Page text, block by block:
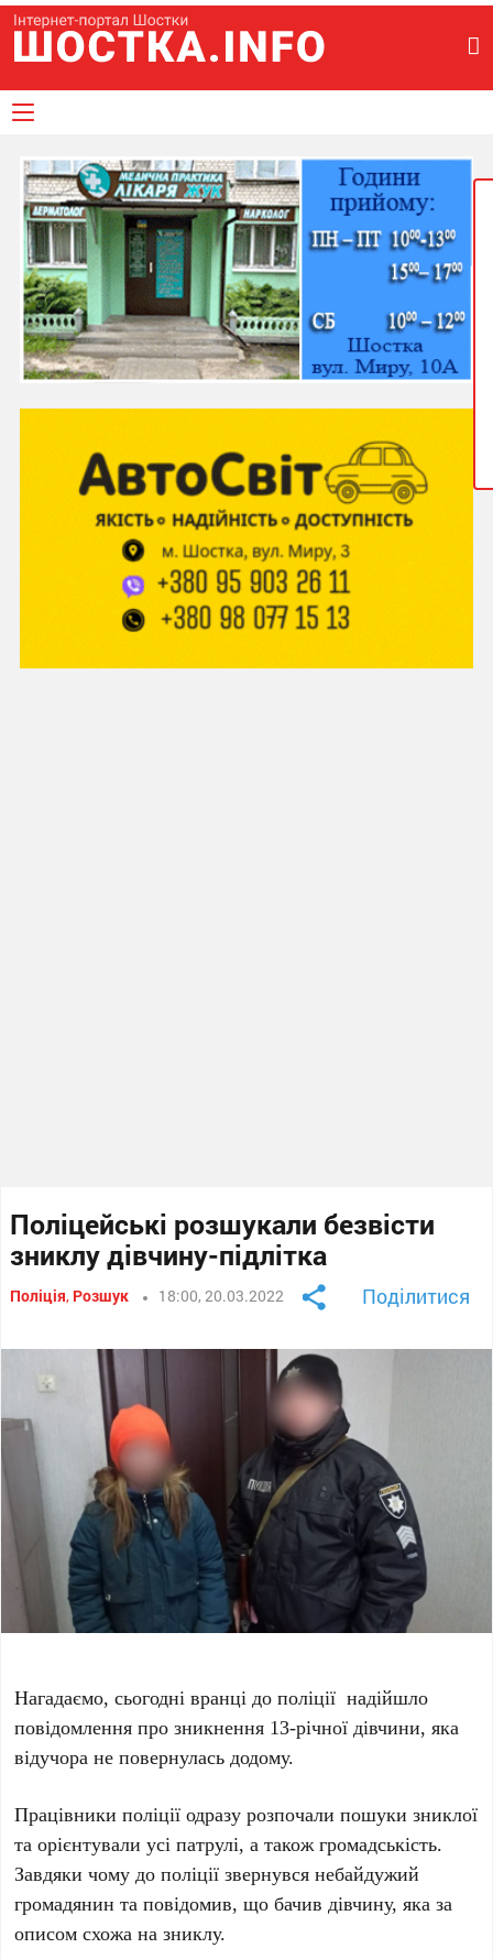
Поліцейські розшукали безвісти
зниклу дівчину-підлітка
Поліція, Розшук 18:00, 20.03.2022 Поділитися
Нагадаємо, сьогодні вранці до поліції надійшло
повідомлення про зникнення 13-річної дівчини, яка
відучора не повернулась додому.
Працівники поліції одразу розпочали пошуки зниклої
та орієнтували усі патрулі, а також громадськість.
Завдяки чому до поліції звернувся небайдужий
громадянин та повідомив, що бачив дівчину, яка за
описом схожа на зниклу.